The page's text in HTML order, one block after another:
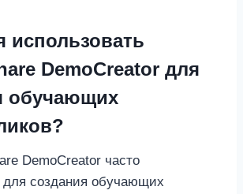
использовать
DemoCreator для
обучающих
DemoCreator часто
для создания обучающих